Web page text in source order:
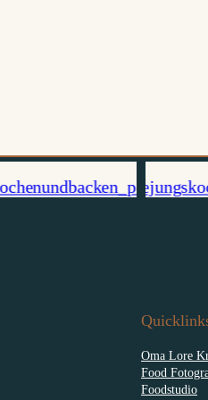
Oma Lore
Food
Foodstudio